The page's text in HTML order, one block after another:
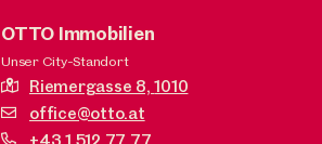
OTTO Immobilien
Unser City-Standort
Riemergasse 8,1010
office@otto.at